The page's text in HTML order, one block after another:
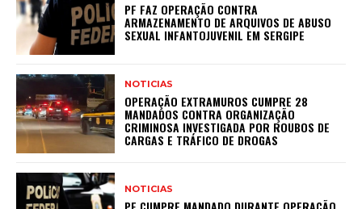
PF FAZ OPERAÇÃO CONTRA
ARMAZENAMENTO DE ARQUIVOS DE ABUSO
SEXUAL INFANTOJUVENIL EM SERGIPE
NOTICIAS
OPERAÇÃO EXTRAMUROS CUMPRE 28
MANDADOS CONTRA ORGANIZAÇÃO
CRIMINOSA INVESTIGADA POR ROUBOS DE
CARGAS E TRÁFICO DE DROGAS
NOTICIAS